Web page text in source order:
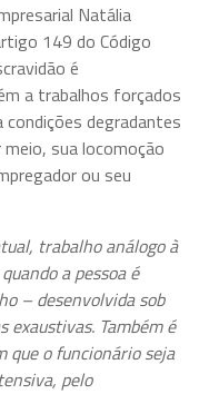
Natália
149 do Código
é
a trabalhos forçados
degradantes
sua locomoção
ou seu
trabalho análogo à
a pessoa é
– desenvolvida sob
exaustivas. Também é
que o funcionário seja
pelo